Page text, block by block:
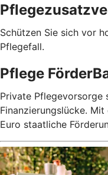
Schützen Sie sich vor
Pflegefall.
Pflege
Private Pflegevorsorge
Finanzierungslücke.
Euro staatliche